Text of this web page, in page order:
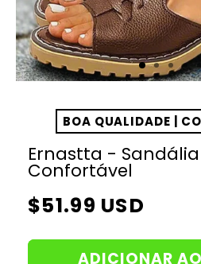
BOA QUALIDADE |
Ernastta -
Confortável
Preço
$51.99 USD
ADICIONAR